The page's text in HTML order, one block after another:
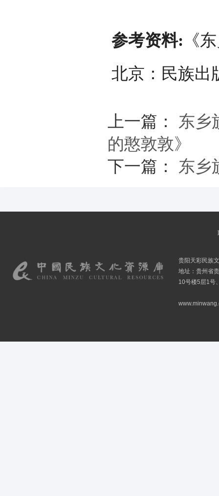
参考资料: 《
北京：民族出
上一篇： 东乡
的憨敦敦》
下一篇： 东乡
贵阳天彩民族
地址：贵州省
10号楼5层1号